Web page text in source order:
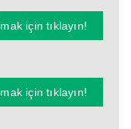
için tıklayın!
için tıklayın!